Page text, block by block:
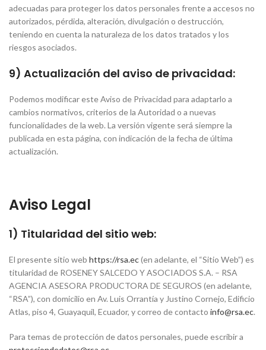
adecuadas para proteger los datos personales frente a accesos no
autorizados, pérdida, alteración, divulgación o destrucción,
teniendo en cuenta la naturaleza de los datos tratados y los
riesgos asociados.
9) Actualización del aviso de privacidad:
Podemos modificar este Aviso de Privacidad para adaptarlo a
cambios normativos, criterios de la Autoridad o a nuevas
funcionalidades de la web. La versión vigente será siempre la
publicada en esta página, con indicación de la fecha de última
actualización.
Aviso Legal
1) Titularidad del sitio web:
El presente sitio web https://rsa.ec(en adelante, el “Sitio Web”) es
titularidad de ROSENEY SALCEDO Y ASOCIADOS S.A. – RSA
AGENCIA ASESORA PRODUCTORA DE SEGUROS (en adelante,
“RSA”), con domicilio en Av. Luis Orrantía y Justino Cornejo, Edificio
Atlas, piso 4, Guayaquil, Ecuador, y correo de contacto info@rsa.ec.
Para temas de protección de datos personales, puede escribir a